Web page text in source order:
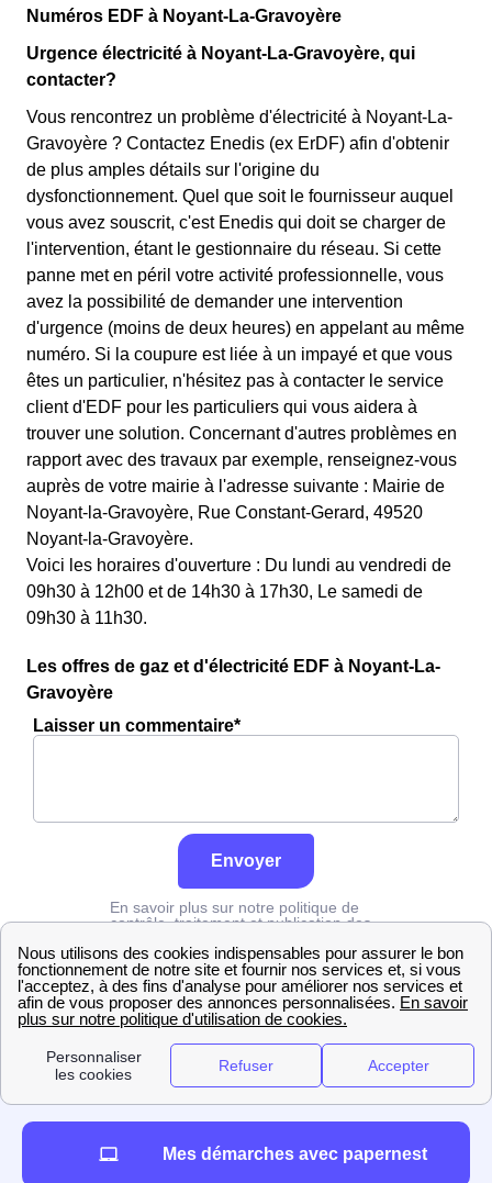
Numéros EDF à Noyant-La-Gravoyère
Urgence électricité à Noyant-La-Gravoyère, qui
contacter?
Vous rencontrez un problème d'électricité à Noyant-La-
Gravoyère ? Contactez Enedis (ex ErDF) afin d'obtenir
de plus amples détails sur l'origine du
dysfonctionnement. Quel que soit le fournisseur auquel
vous avez souscrit, c'est Enedis qui doit se charger de
l'intervention, étant le gestionnaire du réseau. Si cette
panne met en péril votre activité professionnelle, vous
avez la possibilité de demander une intervention
d'urgence (moins de deux heures) en appelant au même
numéro. Si la coupure est liée à un impayé et que vous
êtes un particulier, n'hésitez pas à contacter le service
client d'EDF pour les particuliers qui vous aidera à
trouver une solution. Concernant d'autres problèmes en
rapport avec des travaux par exemple, renseignez-vous
auprès de votre mairie à l'adresse suivante : Mairie de
Noyant-la-Gravoyère, Rue Constant-Gerard, 49520
Noyant-la-Gravoyère.
Voici les horaires d'ouverture : Du lundi au vendredi de
09h30 à 12h00 et de 14h30 à 17h30, Le samedi de
09h30 à 11h30.
Les offres de gaz et d'électricité EDF à Noyant-La-
Gravoyère
Laisser un commentaire*
Envoyer
En savoir plus sur notre politique de
contrôle, traitement et publication des
Numéro Edf Maine-et-Loire Noyant-La-Gravoyère
Mes démarches avec papernest